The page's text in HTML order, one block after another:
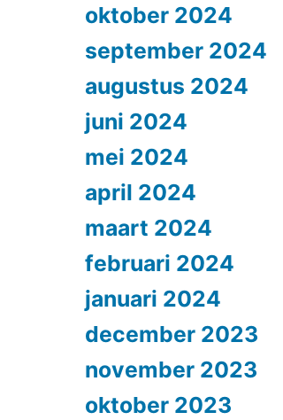
oktober 2024
september 2024
augustus 2024
juni 2024
mei 2024
april 2024
maart 2024
februari 2024
januari 2024
december 2023
november 2023
oktober 2023